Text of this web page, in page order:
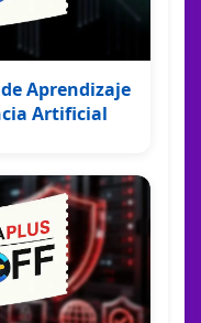
Aprendizaje
Artificial